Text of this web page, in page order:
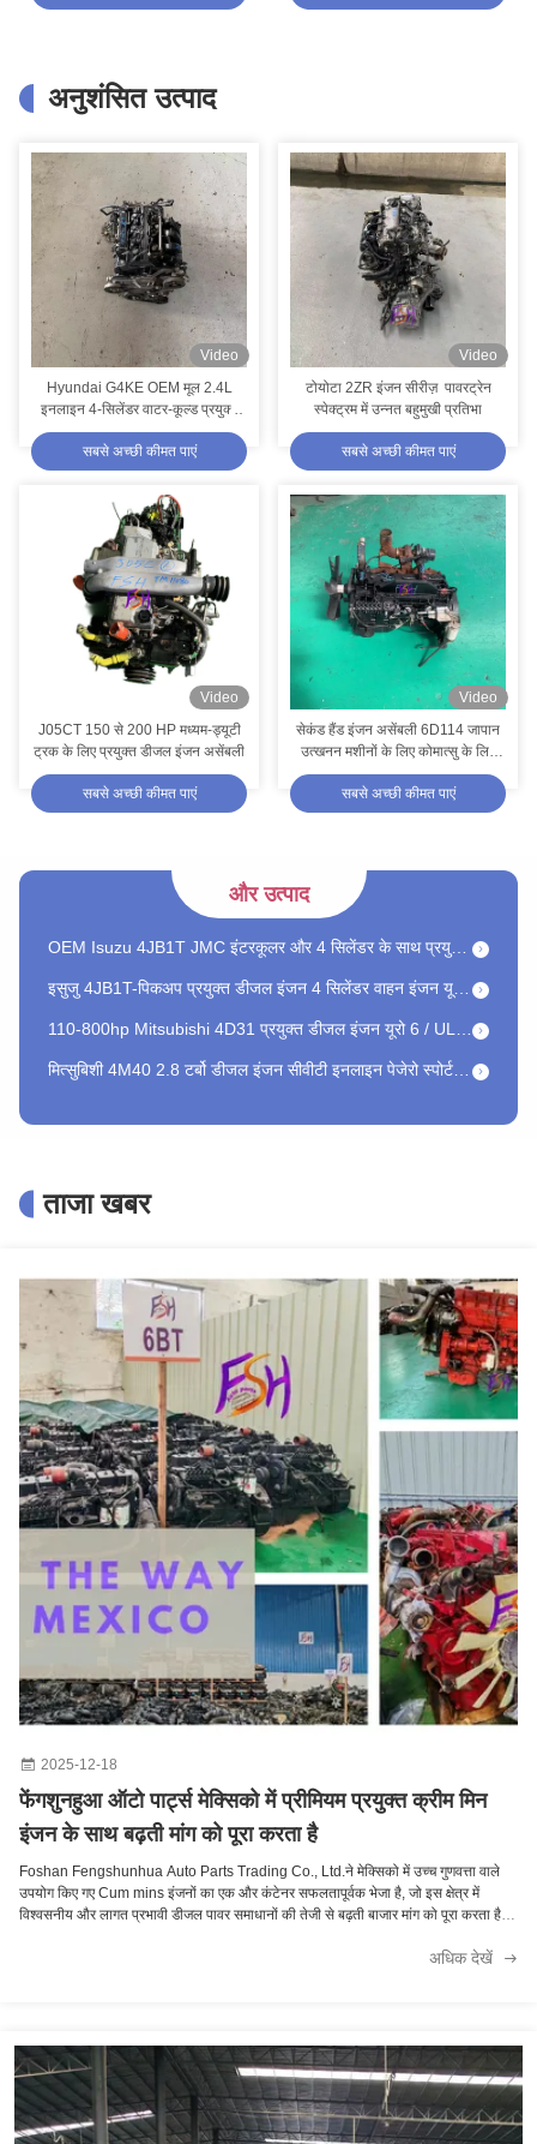
अनुशंसित उत्पाद
Video
Hyundai G4KE OEM मूल 2.4L
इनलाइन 4-सिलेंडर वाटर-कूल्ड प्रयुक्त
गैसोलीन इंजन
सबसे अच्छी कीमत पाएं
Video
टोयोटा 2ZR इंजन सीरीज़ ️ पावरट्रेन
स्पेक्ट्रम में उन्नत बहुमुखी प्रतिभा
सबसे अच्छी कीमत पाएं
Video
J05CT 150 से 200 HP मध्यम-ड्यूटी
ट्रक के लिए प्रयुक्त डीजल इंजन असेंबली
सबसे अच्छी कीमत पाएं
Video
सेकंड हैंड इंजन असेंबली 6D114 जापान
उत्खनन मशीनों के लिए कोमात्सु के लिए
इंजन
सबसे अच्छी कीमत पाएं
और उत्पाद
OEM Mitsubishi 4M40T इंजन के लिए डीजल ईंधन पंप
फोर्ड फोकस CAF483Q 4 सिलेंडर इनलाइन टर्बोचार्जेड प्रयुक्त गैसोलीन इंजन
मित्सुबिशी 6D16-1A डायरेक्ट इंजेक्शन डीजल इंजन यूरो 5 / यूरो 6
मिट्सुबिशी 1994-2004 वर्ष के लिए प्रयुक्त 6D17 डीजल इंजन को बदलने/मरम्मत करने का उद्देश्य
ISUZU कार फिटिंग डीजल इंजन Assy M11 440 यूरो IV 4 ट्रकों के लिए इंजन
जापान मित्सुबिशी 4D34 समुद्री ट्रक और कृषि वाहन के लिए डीजल इंजन टिकाऊ
Cummins M11 385 6 सिलेंडर EFI प्रयुक्त डीजल इंजन हॉर्सपावर 385 एचपी
भारी ट्रकों और वाणिज्यिक वाहनों के लिए वोल्वो डी11 प्रयुक्त इंजन डीजल विधानसभा
टोयोटा 2ZR दूसरा हाथ गैसोलीन इंजन ZWE211 मूल जापानी मोटर के लिए
फोर्ड फोकस CAF483Q 4 सिलेंडर इनलाइन टर्बोचार्जेड प्रयुक्त गैसोलीन इंजन
4JB1-NKR ट्रक जापान डीजल इंजन 163hp घोड़े की शक्ति इसुजु मोटर
100-300 हॉर्स पावर मित्सुबिशी 6D16-1A मित्सुबिशी ट्रक प्रत्यक्ष इंजेक्शन के लिए प्रयुक्त डीजल इंजन
ताजा खबर
2025-12-18
फेंगशुनहुआ ऑटो पार्ट्स मेक्सिको में प्रीमियम प्रयुक्त क्रीम मिन
इंजन के साथ बढ़ती मांग को पूरा करता है
Foshan Fengshunhua Auto Parts Trading Co., Ltd.ने मेक्सिको में उच्च गुणवत्ता वाले
उपयोग किए गए Cum mins इंजनों का एक और कंटेनर सफलतापूर्वक भेजा है, जो इस क्षेत्र में
विश्वसनीय और लागत प्रभावी डीजल पावर समाधानों की तेजी से बढ़ती बाजार मांग को पूरा करता है।
अधिक देखें